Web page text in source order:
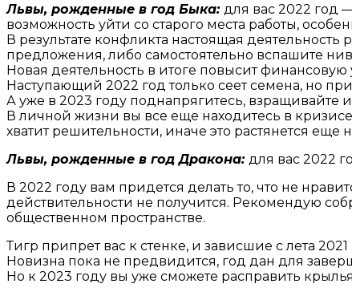
Львы, рожденные в год Быка: для вас 2022 год
возможность уйти со старого места работы,
В результате конфликта настоящая
предложения, либо самостоятельно вспашите
Новая деятельность в итоге повысит
Наступающий 2022 год только сеет семена, но
А уже в 2023 году поднапрягитесь, взращивайте
В личной жизни вы все еще находитесь в
хватит решительности, иначе это растянется еще
Львы, рожденные в год Дракона: для вас 2022
В 2022 году вам придется делать то, что не
действительности не получится. Рекомендую
общественном пространстве.
Тигр припрет вас к стенке, и зависшие с лета
Новизна пока не предвидится, год дан для
Но к 2023 году вы уже сможете расправить